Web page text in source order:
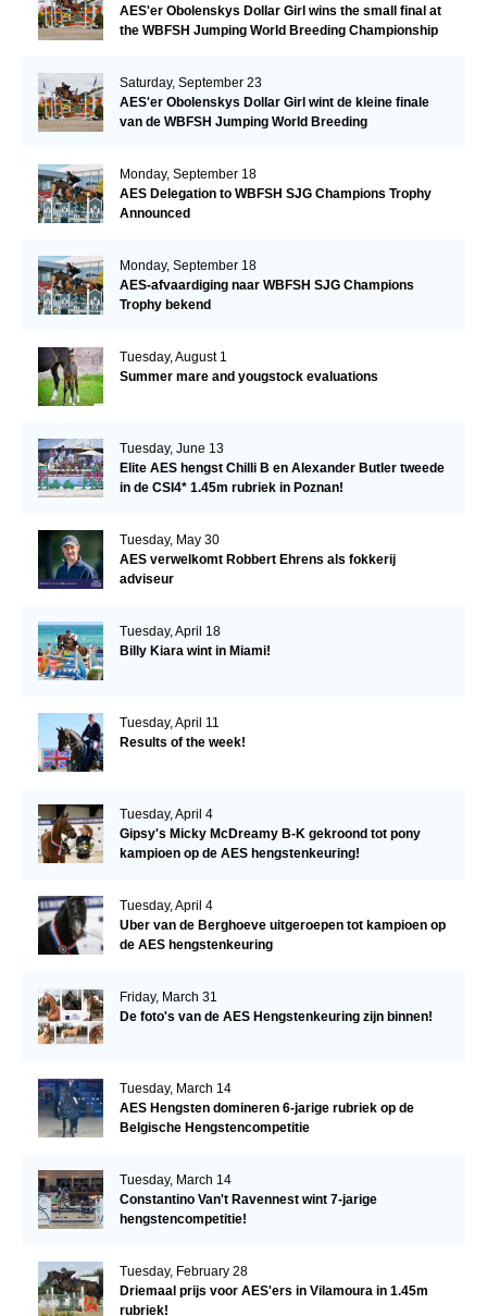
AES'er Obolenskys Dollar Girl wins the small final at
the WBFSH Jumping World Breeding Championship
Saturday, September 23
AES'er Obolenskys Dollar Girl wint de kleine finale
van de WBFSH Jumping World Breeding
Monday, September 18
AES Delegation to WBFSH SJG Champions Trophy
Announced
Monday, September 18
AES-afvaardiging naar WBFSH SJG Champions
Trophy bekend
Tuesday, August 1
Summer mare and yougstock evaluations
Tuesday, June 13
Elite AES hengst Chilli B en Alexander Butler tweede
in de CSI4* 1.45m rubriek in Poznan!
Tuesday, May 30
AES verwelkomt Robbert Ehrens als fokkerij
adviseur
Tuesday, April 18
Billy Kiara wint in Miami!
Tuesday, April 11
Results of the week!
Tuesday, April 4
Gipsy's Micky McDreamy B-K gekroond tot pony
kampioen op de AES hengstenkeuring!
Tuesday, April 4
Uber van de Berghoeve uitgeroepen tot kampioen op
de AES hengstenkeuring
Friday, March 31
De foto's van de AES Hengstenkeuring zijn binnen!
Tuesday, March 14
AES Hengsten domineren 6-jarige rubriek op de
Belgische Hengstencompetitie
Tuesday, March 14
Constantino Van't Ravennest wint 7-jarige
hengstencompetitie!
Tuesday, February 28
Driemaal prijs voor AES'ers in Vilamoura in 1.45m
rubriek!